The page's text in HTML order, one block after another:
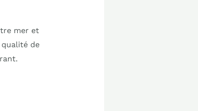
mer et
de